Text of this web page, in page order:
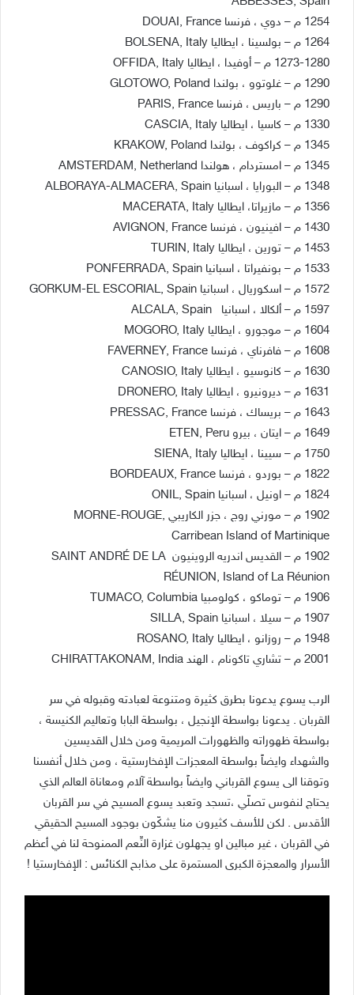
1254 م – دوي ، فرنسا DOUAI, France
1264 م – بولسينا ، ايطاليا BOLSENA, Italy
1273-1280 م – أوفيدا ، ايطاليا OFFIDA, Italy
1290 م – غلوتوو ، بولندا GLOTOWO, Poland
1290 م – باريس ، فرنسا PARIS, France
1330 م – كاسيا ، ايطاليا CASCIA, Italy
1345 م – كراكوف ، بولندا KRAKOW, Poland
1345 م – امستردام ، هولندا AMSTERDAM, Netherland
1348 م – البورايا ، اسبانيا ALBORAYA-ALMACERA, Spain
1356 م – مازيراتا، ايطاليا MACERATA, Italy
1430 م – افينيون ، فرنسا AVIGNON, France
1453 م – تورين ، ايطاليا TURIN, Italy
1533 م – بونفيراتا ، اسبانيا PONFERRADA, Spain
1572 م – اسكوريال ، اسبانيا GORKUM-EL ESCORIAL, Spain
1597 م – ألكالا ، اسبانيا ALCALA, Spain
1604 م – موجورو ، ايطاليا MOGORO, Italy
1608 م – فافرناي ، فرنسا FAVERNEY, France
1630 م – كانوسيو ، ايطاليا CANOSIO, Italy
1631 م – ديرونيرو ، ايطاليا DRONERO, Italy
1643 م – بريساك ، فرنسا PRESSAC, France
1649 م – ايتان ، بيرو ETEN, Peru
1750 م – سيينا ، ايطاليا SIENA, Italy
1822 م – بوردو ، فرنسا BORDEAUX, France
1824 م – اونيل ، اسبانيا ONIL, Spain
1902 م – مورني روج ، جزر الكاريبي MORNE-ROUGE,
Carribean Island of Martinique
1902 م – القديس اندريه الروينيون SAINT ANDRÉ DE LA
RÉUNION, Island of La Réunion
1906 م – توماكو ، كولومبيا TUMACO, Columbia
1907 م – سيلا ، اسبانيا SILLA, Spain
1948 م – روزانو ، ايطاليا ROSANO, Italy
2001 م – تشاري تاكونام ، الهند CHIRATTAKONAM, India
الرب يسوع يدعونا بطرق كثيرة ومتنوعة لعبادته وقبوله في سر
القربان . يدعونا بواسطة الإنجيل ، بواسطة البابا وتعاليم الكنيسة ،
بواسطة ظهوراته والظهورات المريمية ومن خلال القديسين
والشهداء وايضاً بواسطة المعجزات الإفخارستية ، ومن خلال أنفسنا
وتوقنا الى يسوع القرباني وايضاً بواسطة آلام ومعاناة العالم الذي
يحتاج لنفوس تصلّي ،تسجد وتعبد يسوع المسيح في سر القربان
الأقدس . لكن للأسف كثيرون منا يشكّون بوجود المسيح الحقيقي
في القربان ، غير مبالين او يجهلون غزارة النِّعم الممنوحة لنا في أعظم
الأسرار والمعجزة الكبرى المستمرة على مذابح الكنائس : الإفخارستيا !